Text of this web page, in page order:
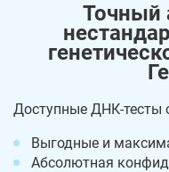
Точный
Доступные ДНК-тесты
Выгодные и
Абсолютная